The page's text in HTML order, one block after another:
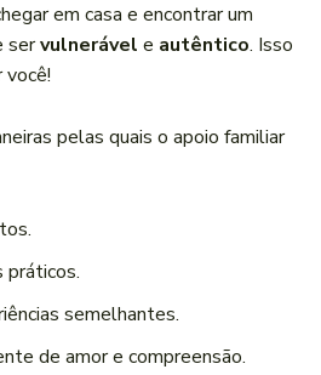
em casa e encontrar um
servulnerável e autêntico. Isso
você!
pelas quais o apoio familiar
semelhantes.
de amor e compreensão.